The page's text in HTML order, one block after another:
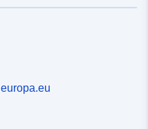
europa.eu